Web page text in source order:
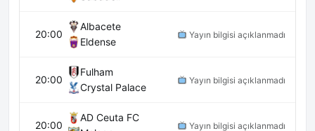
20:00
Albacete
Eldense
Yayın bilgisi açıklanmadı
20:00
Fulham
Crystal Palace
Yayın bilgisi açıklanmadı
20:00
AD Ceuta FC
Yayın bilgisi açıklanmadı